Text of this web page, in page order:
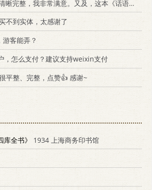
晰完整，我非常满意。又及，这本《话语的真相》...
不到实体，太感谢了
游客能弄？
，怎么支付？建议支持weixin支付
平整、完整，点赞👍 感谢~
库全书》
1934 上海商务印书馆